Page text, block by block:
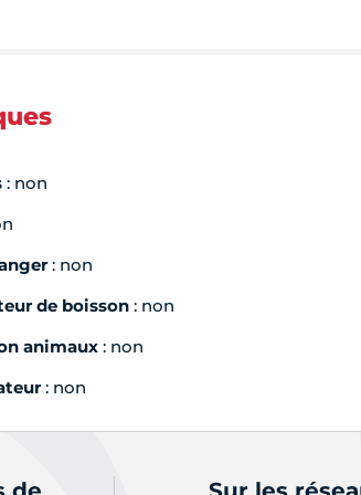
: non
: non
de boisson: non
animaux: non
: non